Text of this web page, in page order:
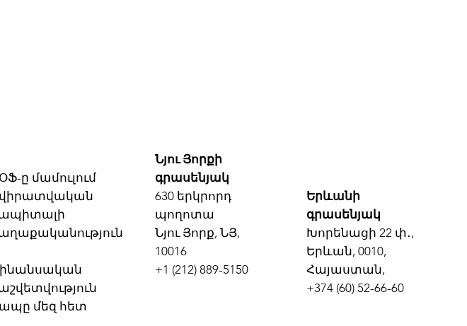
ը մամուլում
մեզ հետ
Նյու Յորքի
գրասենյակ
630 երկրորդ
պողոտա
Նյու Յորք, ՆՅ,
10016
+1 (212) 889-5150
Երևանի
գրասենյակ
Խորենացի 22 փ․,
Երևան, 0010,
Հայաստան,
+374 (60) 52-66-60